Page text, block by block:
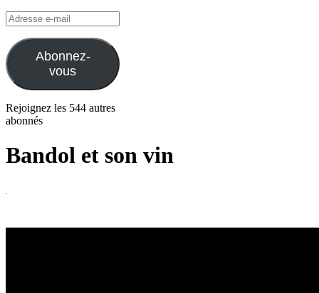
Adresse
e-
mail
Abonnez-
vous
Rejoignez les 544 autres
abonnés
Bandol et son vin